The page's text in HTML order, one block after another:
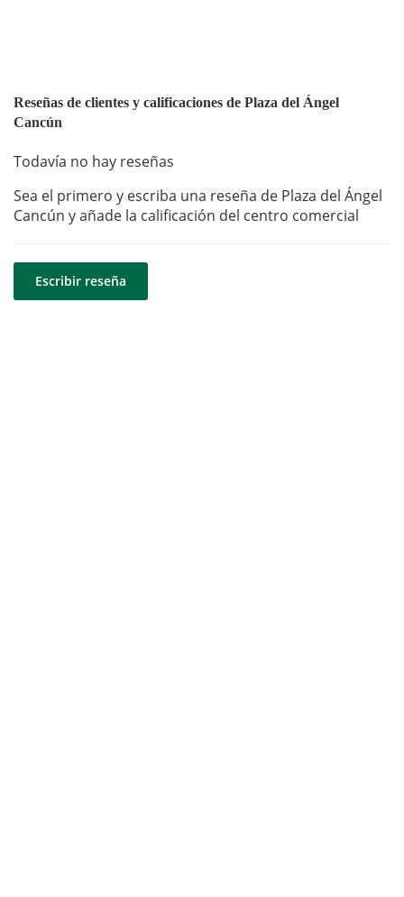
Reseñas de clientes y calificaciones de Plaza del Ángel
Cancún
Todavía no hay reseñas
Sea el primero y escriba una reseña de Plaza del Ángel
Cancún y añade la calificación del centro comercial
Escribir reseña